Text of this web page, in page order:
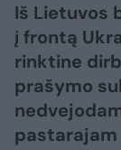
Iš Lietuvos
į frontą
rinktine
prašymo